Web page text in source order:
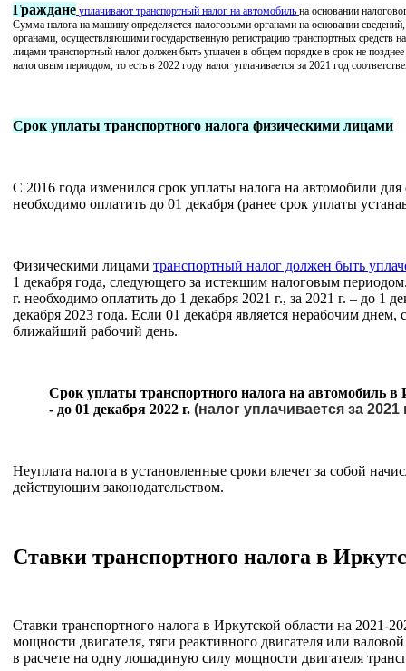
Граждане уплачивают транспортный налог на автомобиль на основании
Сумма налога на машину определяется налоговыми органами на основании
органами, осуществляющими государственную регистрацию транспортных средств
лицами транспортный налог должен быть уплачен в общем порядке в срок не
налоговым периодом, то есть в 2022 году налог уплачивается за 2021 год
Срок уплаты транспортного налога физическими лицами
С 2016 года изменился срок уплаты налога на автомобили
необходимо оплатить до 01 декабря (ранее срок уплаты
Физическими лицами транспортный налог должен быть
1 декабря года, следующего за истекшим налоговым
г. необходимо оплатить до 1 декабря 2021 г., за 2021 г. – до 1
декабря 2023 года. Если 01 декабря является нерабочим днем,
ближайший рабочий день.
Срок уплаты транспортного налога на автомобиль в
- до 01 декабря 2022 г. (налог уплачивается за 2021
Неуплата налога в установленные сроки влечет за собой
действующим законодательством.
Ставки транспортного налога в
Ставки транспортного налога в Иркутской области на 2021-
мощности двигателя, тяги реактивного двигателя или
в расчете на одну лошадиную силу мощности двигателя